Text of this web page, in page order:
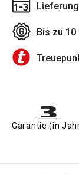
Bis zu
Garantie (in